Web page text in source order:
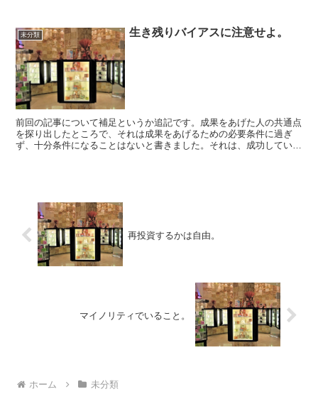
未分類 生き残りバイアスに注意せよ。
前回の記事について補足というか追記です。成果をあげた人の共通点
を探り出したところで、それは成果をあげるための必要条件に過ぎ
ず、十分条件になることはないと書きました。それは、成功していな
再投資するかは自由。
マイノリティでいること。
ホーム 未分類